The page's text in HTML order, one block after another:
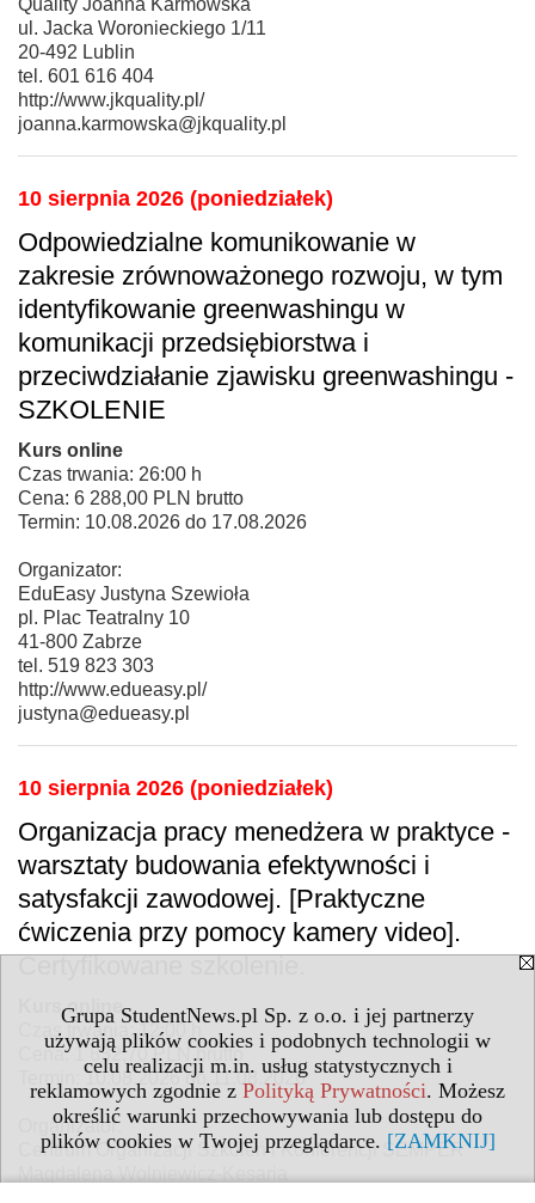
Grupa StudentNews.pl Sp. z o.o. i jej partnerzy
używają plików cookies i podobnych technologii w
celu realizacji m.in. usług statystycznych i
reklamowych zgodnie z Polityką Prywatności. Możesz
określić warunki przechowywania lub dostępu do
plików cookies w Twojej przeglądarce. [ZAMKNIJ]
Quality Joanna Karmowska
ul. Jacka Woronieckiego 1/11
20-492 Lublin
tel. 601 616 404
http://www.jkquality.pl/
joanna.karmowska@jkquality.pl
10 sierpnia 2026 (poniedziałek)
Odpowiedzialne komunikowanie w
zakresie zrównoważonego rozwoju, w tym
identyfikowanie greenwashingu w
komunikacji przedsiębiorstwa i
przeciwdziałanie zjawisku greenwashingu -
SZKOLENIE
Kurs online
Czas trwania: 26:00 h
Cena: 6 288,00 PLN brutto
Termin: 10.08.2026 do 17.08.2026
Organizator:
EduEasy Justyna Szewioła
pl. Plac Teatralny 10
41-800 Zabrze
tel. 519 823 303
http://www.edueasy.pl/
justyna@edueasy.pl
10 sierpnia 2026 (poniedziałek)
Organizacja pracy menedżera w praktyce -
warsztaty budowania efektywności i
satysfakcji zawodowej. [Praktyczne
ćwiczenia przy pomocy kamery video].
Kurs online
Czas trwania: 12:00 h
Cena: 1 832,70 PLN brutto
Termin: 10.08.2026 do 11.08.2026
Organizator:
Centrum Organizacji Szkoleń i Konferencji SEMPER
Magdalena Wolniewicz-Kesaria